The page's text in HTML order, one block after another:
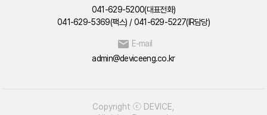
041-629-5200(대표전화)
041-629-5369(팩스) /041-629-5227(IR담당)
E-mail
admin@deviceeng.co.kr
Copyright ⓒ DEVICE,